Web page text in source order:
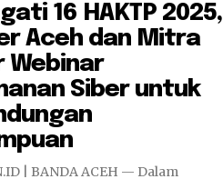
16 HAKTP 2025,
Aceh dan Mitra
Webinar
Siber untuk
| BANDA ACEH — Dalam